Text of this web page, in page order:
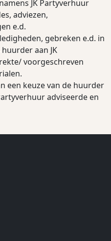
JK Partyverhuur
adviezen,
e.d.
gebreken e.d. in
aan JK
voorgeschreven
een keuze van de huurder
adviseerde en